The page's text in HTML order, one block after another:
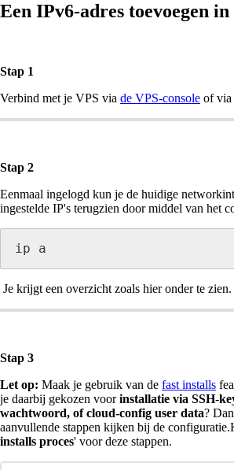
Een IPv6-adres toevoegen
Stap 1
Verbind met je VPS via de VPS-console of via
Stap 2
Eenmaal ingelogd kun je de huidige
ingestelde IP's terugzien door middel van het
ip a
Je krijgt een overzicht zoals hier onder te zien.
Stap 3
Let op: Maak je gebruik van de fast installs
je daarbij gekozen voorinstallatie via SSH-
wachtwoord, of cloud-config user data?
aanvullende stappen kijken bij de
installs proces' voor deze stappen.